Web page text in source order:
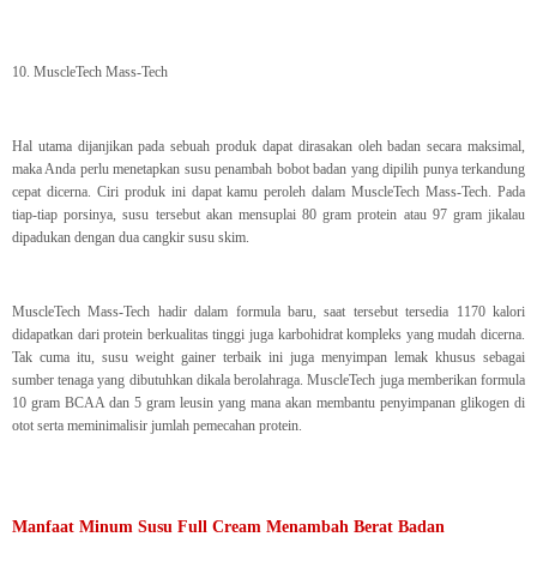
10. MuscleTech Mass-Tech
Hal utama dijanjikan pada sebuah produk dapat dirasakan oleh badan secara maksimal,
maka Anda perlu menetapkan susu penambah bobot badan yang dipilih punya terkandung
cepat dicerna. Ciri produk ini dapat kamu peroleh dalam MuscleTech Mass-Tech. Pada
tiap-tiap porsinya, susu tersebut akan mensuplai 80 gram protein atau 97 gram jikalau
dipadukan dengan dua cangkir susu skim.
MuscleTech Mass-Tech hadir dalam formula baru, saat tersebut tersedia 1170 kalori
didapatkan dari protein berkualitas tinggi juga karbohidrat kompleks yang mudah dicerna.
Tak cuma itu, susu weight gainer terbaik ini juga menyimpan lemak khusus sebagai
sumber tenaga yang dibutuhkan dikala berolahraga. MuscleTech juga memberikan formula
10 gram BCAA dan 5 gram leusin yang mana akan membantu penyimpanan glikogen di
otot serta meminimalisir jumlah pemecahan protein.
Manfaat Minum Susu Full Cream Menambah Berat Badan